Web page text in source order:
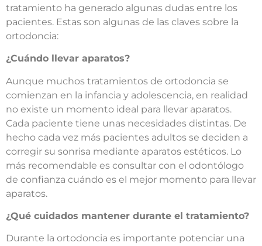
tratamiento ha generado algunas dudas entre los
pacientes. Estas son algunas de las claves sobre la
ortodoncia:
¿Cuándo llevar aparatos?
Aunque muchos tratamientos de ortodoncia se
comienzan en la infancia y adolescencia, en realidad
no existe un momento ideal para llevar aparatos.
Cada paciente tiene unas necesidades distintas. De
hecho cada vez más pacientes adultos se deciden a
corregir su sonrisa mediante aparatos estéticos. Lo
más recomendable es consultar con el odontólogo
de confianza cuándo es el mejor momento para llevar
aparatos.
¿Qué cuidados mantener durante el tratamiento?
Durante la ortodoncia es importante potenciar una